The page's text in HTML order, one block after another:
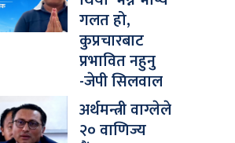
गलत हो,
कुप्रचारबाट
प्रभावित नहुनु
-जेपी सिलवाल
अर्थमन्त्री वाग्लेले
२० वाणिज्य